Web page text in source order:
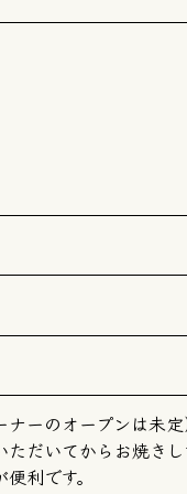
ーのオープンは未定
だいてからお焼き
利です。